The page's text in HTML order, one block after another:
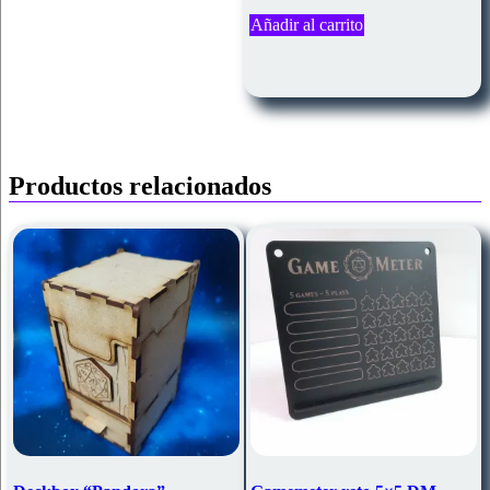
Añadir al carrito
Productos relacionados